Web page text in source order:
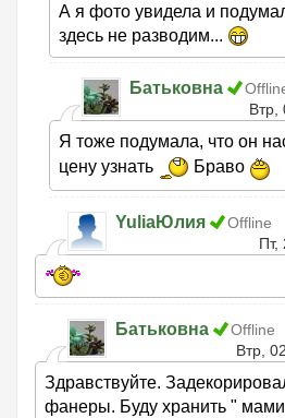
А я фото увидела и
здесь не разводим...
Батьковна
Втр,
Я тоже подумала, что он
цену узнать
Браво
YuliaЮлия
Offline
Пт,
Батьковна
Offline
Втр,
Здравствуйте.
фанеры. Буду хранить "